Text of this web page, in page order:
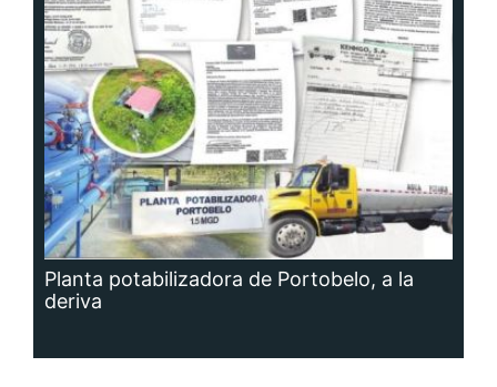
Planta potabilizadora de Portobelo, a la
deriva